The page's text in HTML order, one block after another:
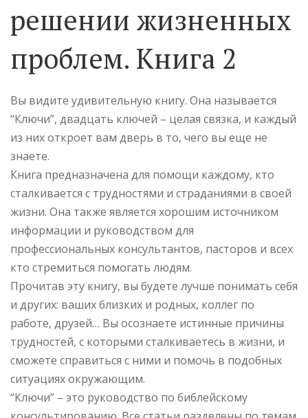
решении жизненных
проблем. Книга 2
Вы видите удивительную книгу. Она называется
“Ключи”, двадцать ключей – целая связка, и каждый
из них откроет вам дверь в то, чего вы еще не
знаете.
Книга предназначена для помощи каждому, кто
сталкивается с трудностями и страданиями в своей
жизни. Она также является хорошим источником
информации и руководством для
профессиональных консультантов, пасторов и всех
кто стремиться помогать людям.
Прочитав эту книгу, вы будете лучше понимать себя
и других: ваших близких и родных, коллег по
работе, друзей… Вы осознаете истинные причины
трудностей, с которыми сталкиваетесь в жизни, и
сможете справиться с ними и помочь в подобных
ситуациях окружающим.
“Ключи” – это руководство по библейскому